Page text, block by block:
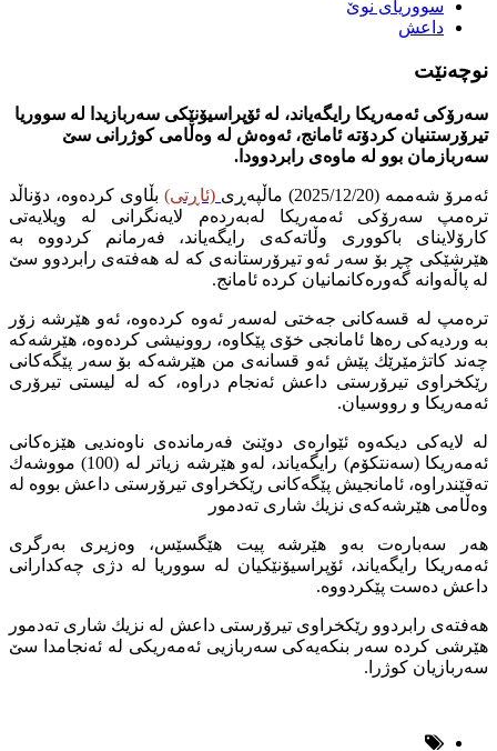
سووریای نوێ
داعش
نوچەنێت
سەرۆكی ئەمەریكا رایگەیاند، لە ئۆپراسیۆنێكی سەربازیدا لە سووریا
تیرۆرستنیان كردۆتە ئامانج، ئەوەش لە وەڵامی كوژرانی سێ
سەربازمان بوو لە ماوەی رابردوودا.
ئەمرۆ شەممە (2025/12/20) ماڵپەڕی (ئاڕتی) بڵاوی كردەوە، دۆناڵد
ترەمپ سەرۆكی ئەمەریكا لەبەردەم لایەنگرانی لە ویلایەتی
كارۆلاینای باكووری وڵاتەكەی رایگەیاند، فەرمانم كردووە بە
هێرشێكی چڕ بۆ سەر ئەو تیرۆرستانەی كە لە هەفتەی رابردوو سێ
لە پاڵەوانە گەورەكانمانیان كردە ئامانج.
ترەمپ لە قسەكانی جەختی لەسەر ئەوە كردەوە، ئەو هێرشە زۆر
بە وردیەكی رەها ئامانجی خۆی پێكاوە، روونیشی كردەوە، هێرشەكە
چەند كاتژمێرێك پێش ئەو قسانەی من هێرشەكە بۆ سەر پێگەكانی
رێكخراوی تیرۆرستی داعش ئەنجام دراوە، كە لە لیستی تیرۆری
ئەمەریكا و رووسیان.
لە لایەكی دیكەوە ئێوارەی دوێنێ فەرماندەی ناوەندیی هێزەكانی
ئەمەریكا (سەنتكۆم) رایگەیاند، لەو هێرشە زیاتر لە (100) مووشەك
تەقێندراوە، ئامانجیش پێگەكانی رێكخراوی تیرۆرستی داعش بووە لە
وەڵامی هێرشەكەی نزیك شاری تەدمور
هەر سەبارەت بەو هێرشە پیت هێگسێس، وەزیری بەرگری
ئەمەریكا رایگەیاند، ئۆپراسیۆنێكیان لە سووریا لە دژی چەكدارانی
داعش دەست پێكردووە.
هەفتەی رابردوو رێكخراوی تیرۆرستی داعش لە نزیك شاری تەدمور
هێرشی كردە سەر بنكەیەكی سەربازیی ئەمەریكی لە ئەنجامدا سێ
سەربازیان كوژرا.